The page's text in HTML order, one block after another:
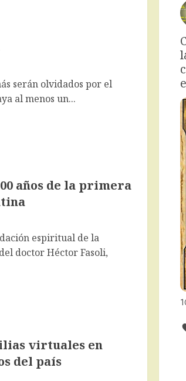
serán olvidados por el
al menos un...
años de la primera
espiritual de la
doctor Héctor Fasoli,
virtuales en
del país